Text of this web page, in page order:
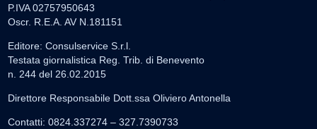
P.IVA 02757950643
Oscr. R.E.A. AV N.181151
Editore: Consulservice S.r.l.
Testata giornalistica Reg. Trib. di Benevento
n. 244 del 26.02.2015
Direttore Responsabile Dott.ssa Oliviero Antonella
Contatti: 0824.337274 – 327.7390733